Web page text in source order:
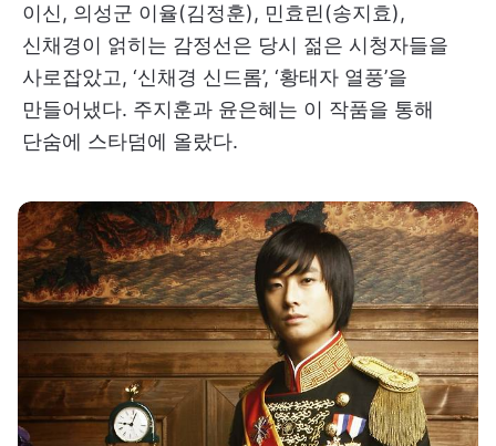
이신, 의성군 이율(김정훈), 민효린(송지효),
신채경이 얽히는 감정선은 당시 젊은 시청자들을
사로잡았고, ‘신채경 신드롬’, ‘황태자 열풍’을
만들어냈다. 주지훈과 윤은혜는 이 작품을 통해
단숨에 스타덤에 올랐다.